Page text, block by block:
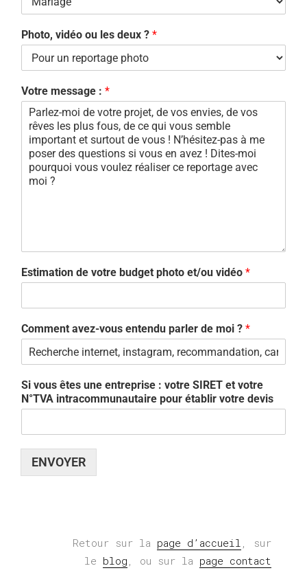
Photo, vidéo ou les deux ? *
Votre message : *
Estimation de votre budget photo et/ou vidéo *
Comment avez-vous entendu parler de moi ? *
Si vous êtes une entreprise : votre SIRET et votre
N°TVA intracommunautaire pour établir votre devis
ENVOYER
Retour sur la page d’accueil ,
sur
le blog , ou sur la page contact